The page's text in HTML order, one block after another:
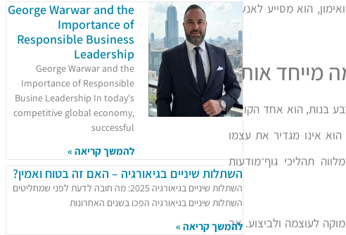
הוא מסייע לאנשים
מייחד אותו
בנות, הוא אחד הקולות
הוא אינו מגדיר את עצמו
תהליכי גוף־מודעות
לעוצמה ולביצוע. אך
George Warwar and the
Importance of
Responsible Business
Leadership
George Warwar and the
Importance of Responsible
Busine Leadership In today's
competitive global economy,
successful
להמשך קריאה »
השתלות שיניים בגיאורגיה – האם זה בטוח ואמין?
השתלות שיניים בגיאורגיה 2025: מה חובה לדעת לפני שמחליטים
השתלות שיניים בגיאורגיה הפכו בשנים האחרונות
להמשך קריאה »